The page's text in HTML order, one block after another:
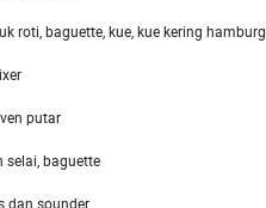
roti, baguette, kue, kue kering
putar
selai, baguette
dan sounder